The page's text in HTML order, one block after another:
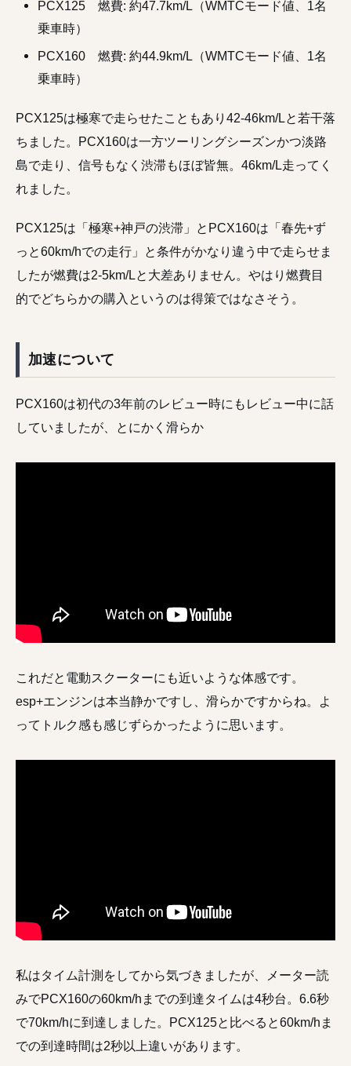
PCX125 燃費: 約47.7km/L（WMTCモード値、1名
乗車時）
PCX160 燃費: 約44.9km/L（WMTCモード値、1名
乗車時）
PCX125は極寒で走らせたこともあり42-46km/Lと若干落
ちました。PCX160は一方ツーリングシーズンかつ淡路
島で走り、信号もなく渋滞もほぼ皆無。46km/L走ってく
れました。
PCX125は「極寒+神戸の渋滞」とPCX160は「春先+ず
っと60km/hでの走行」と条件がかなり違う中で走らせま
したが燃費は2-5km/Lと大差ありません。やはり燃費目
的でどちらかの購入というのは得策ではなさそう。
加速について
PCX160は初代の3年前のレビュー時にもレビュー中に話
していましたが、とにかく滑らか
これだと電動スクーターにも近いような体感です。
esp+エンジンは本当静かですし、滑らかですからね。よ
ってトルク感も感じずらかったように思います。
私はタイム計測をしてから気づきましたが、メーター読
みでPCX160の60km/hまでの到達タイムは4秒台。6.6秒
で70km/hに到達しました。PCX125と比べると60km/hま
での到達時間は2秒以上違いがあります。